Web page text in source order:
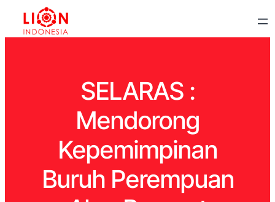
SELARAS :
Mendorong
Kepemimpinan
Buruh Perempuan